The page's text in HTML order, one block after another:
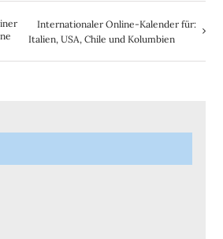
Internationaler Online-Kalender für:
Italien, USA, Chile und Kolumbien